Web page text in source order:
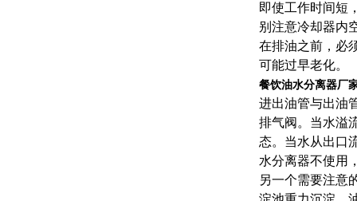
即使工作时间短
别注意冷却器内
在排油之前，必
可能过早老化。
餐饮油水分离器厂
进出油管与出油
排气阀。当水溢
态。当水从出口
水分离器不使用
另一个需要注意